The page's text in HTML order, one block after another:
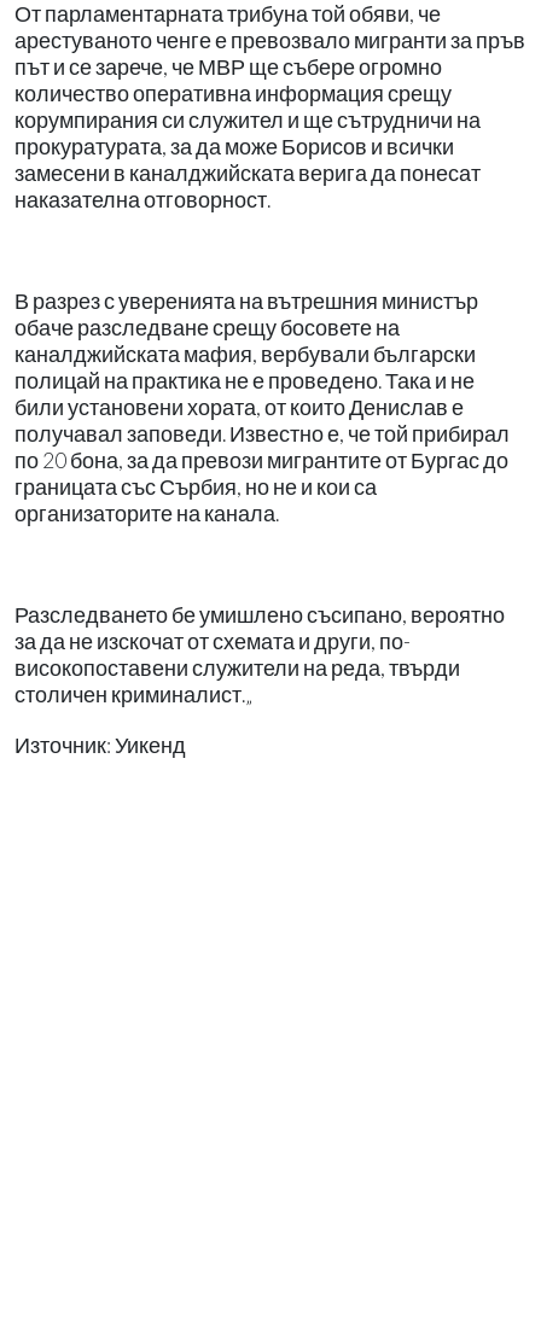
От парламентарната трибуна той обяви, че
арестуваното ченге е превозвало мигранти за пръв
път и се зарече, че МВР ще събере огромно
количество оперативна информация срещу
корумпирания си служител и ще сътрудничи на
прокуратурата, за да може Борисов и всички
замесени в каналджийската верига да понесат
наказателна отговорност.
В разрез с уверенията на вътрешния министър
обаче разследване срещу босовете на
каналджийската мафия, вербували български
полицай на практика не е проведено. Така и не
били установени хората, от които Денислав е
получавал заповеди. Известно е, че той прибирал
по 20 бона, за да превози мигрантите от Бургас до
границата със Сърбия, но не и кои са
организаторите на канала.
Разследването бе умишлено съсипано, вероятно
за да не изскочат от схемата и други, по-
високопоставени служители на реда, твърди
столичен криминалист.„
Източник: Уикенд